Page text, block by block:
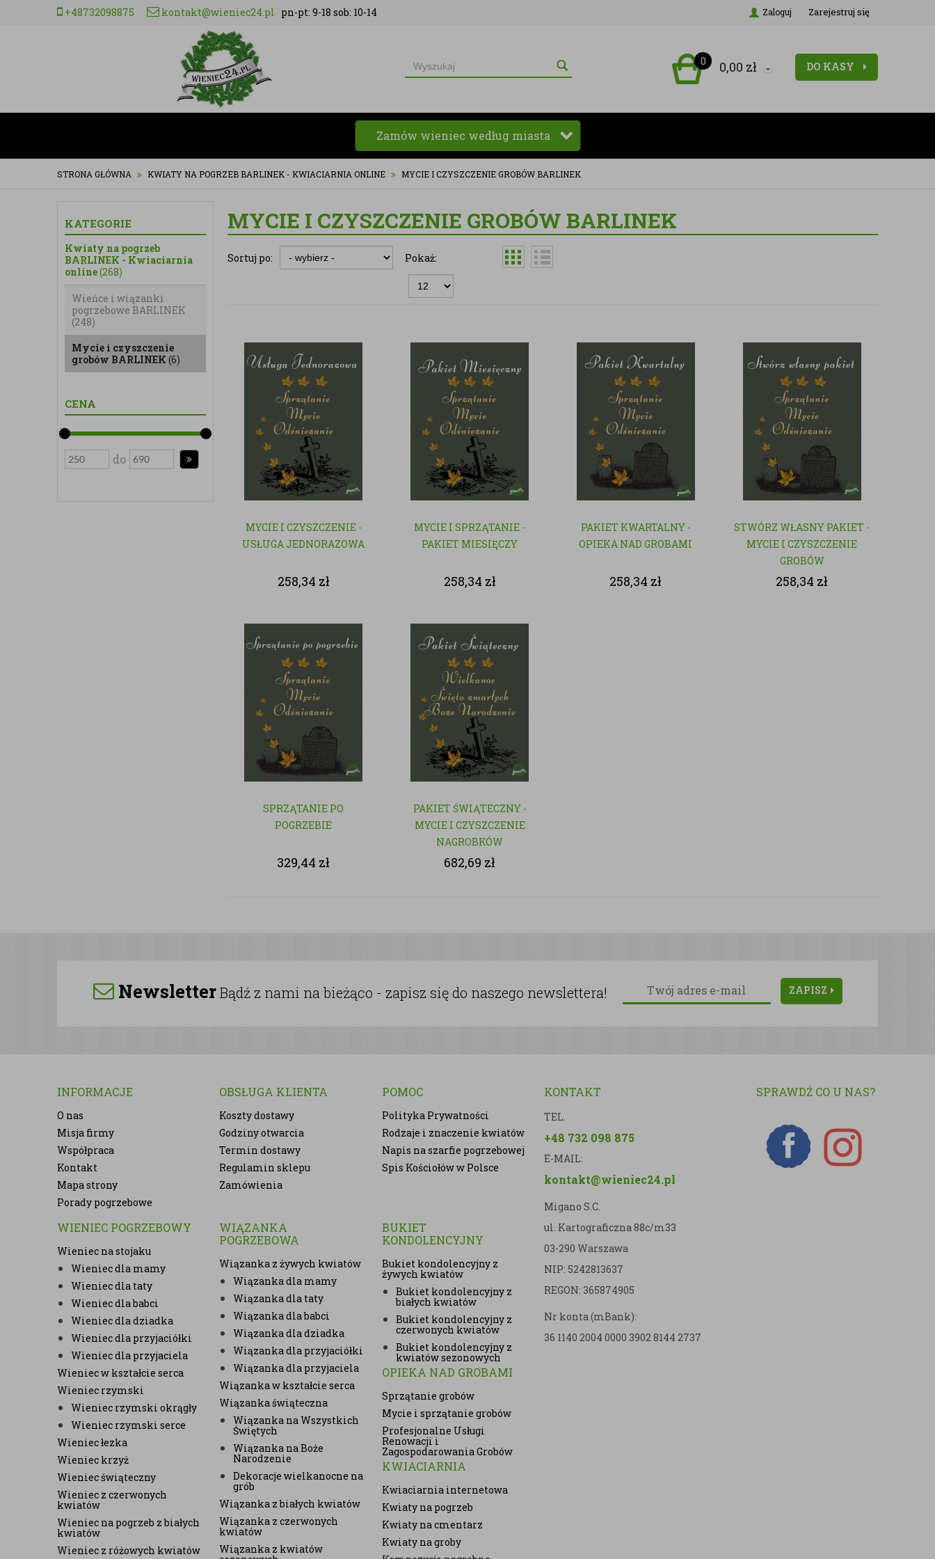
+48732098875 kontakt@wieniec24.pl pn-pt: 9-18 sob: 10-14 Zaloguj Zarejestruj się
0 0,00 zł DO KASY
Zamów wieniec według miasta
STRONA GŁÓWNA KWIATY NA POGRZEB BARLINEK - KWIACIARNIA ONLINE MYCIE I CZYSZCZENIE GROBÓW BARLINEK
KATEGORIE
Kwiaty na pogrzeb
BARLINEK - Kwiaciarnia
online(268)
Wieńce i wiązanki
pogrzebowe BARLINEK
(248)
Mycie i czyszczenie
grobów BARLINEK (6)
CENA
do
MYCIE I CZYSZCZENIE GROBÓW BARLINEK
Sortuj po: Pokaż:
MYCIE I CZYSZCZENIE -
USŁUGA JEDNORAZOWA
258,34 zł
MYCIE I SPRZĄTANIE -
PAKIET MIESIĘCZY
258,34 zł
PAKIET KWARTALNY -
OPIEKA NAD GROBAMI
258,34 zł
STWÓRZ WŁASNY PAKIET -
MYCIE I CZYSZCZENIE
GROBÓW
258,34 zł
SPRZĄTANIE PO
POGRZEBIE
329,44 zł
PAKIET ŚWIĄTECZNY -
MYCIE I CZYSZCZENIE
NAGROBKÓW
682,69 zł
NewsletterBądź z nami na bieżąco - zapisz się do naszego newslettera! ZAPISZ
INFORMACJE
O nas
Misja firmy
Współpraca
Kontakt
Mapa strony
Porady pogrzebowe
OBSŁUGA KLIENTA
Koszty dostawy
Godziny otwarcia
Termin dostawy
Regulamin sklepu
Zamówienia
POMOC
Polityka Prywatności
Rodzaje i znaczenie kwiatów
Napis na szarfie pogrzebowej
Spis Kościołów w Polsce
WIENIEC POGRZEBOWY
Wieniec na stojaku
Wieniec dla mamy
Wieniec dla taty
Wieniec dla babci
Wieniec dla dziadka
Wieniec dla przyjaciółki
Wieniec dla przyjaciela
Wieniec w kształcie serca
Wieniec rzymski
Wieniec rzymski okrągły
Wieniec rzymski serce
Wieniec łezka
Wieniec krzyż
Wieniec świąteczny
Wieniec z czerwonych
kwiatów
Wieniec na pogrzeb z białych
kwiatów
Wieniec z różowych kwiatów
WIĄZANKA
POGRZEBOWA
Wiązanka z żywych kwiatów
Wiązanka dla mamy
Wiązanka dla taty
Wiązanka dla babci
Wiązanka dla dziadka
Wiązanka dla przyjaciółki
Wiązanka dla przyjaciela
Wiązanka w kształcie serca
Wiązanka świąteczna
Wiązanka na Wszystkich
Świętych
Wiązanka na Boże
Narodzenie
Dekoracje wielkanocne na
grób
Wiązanka z białych kwiatów
Wiązanka z czerwonych
kwiatów
Wiązanka z kwiatów
BUKIET
KONDOLENCYJNY
Bukiet kondolencyjny z
żywych kwiatów
Bukiet kondolencyjny z
białych kwiatów
Bukiet kondolencyjny z
czerwonych kwiatów
Bukiet kondolencyjny z
kwiatów sezonowych
OPIEKA NAD GROBAMI
Sprzątanie grobów
Mycie i sprzątanie grobów
Profesjonalne Usługi
Renowacji i
Zagospodarowania Grobów
KWIACIARNIA
Kwiaciarnia internetowa
Kwiaty na pogrzeb
Kwiaty na cmentarz
Kwiaty na groby
KONTAKT
TEL.
+48 732 098 875
E-MAIL:
kontakt@wieniec24.pl
Migano S.C.
ul. Kartograficzna 88c/m33
03-290 Warszawa
NIP: 5242813637
REGON: 365874905
Nr konta (mBank):
36 1140 2004 0000 3902 8144 2737
SPRAWDŹ CO U NAS?